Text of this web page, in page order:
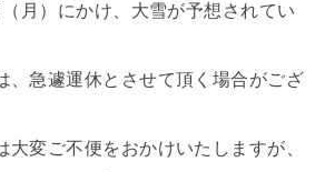
月）にかけ、大雪が予想されてい
、急遽運休とさせて頂く場合がござ
大変ご不便をおかけいたしますが、